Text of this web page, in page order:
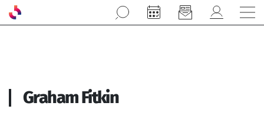
Aller au contenu principal
Graham Fitkin